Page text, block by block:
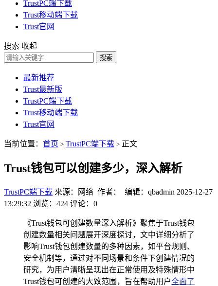
TrustPC端下载
Trust移动端下载
Trust官网
搜索 收起
搜索
最新推荐
Trust最新版
TrustPC端下载
Trust移动端下载
Trust官网
当前位置： 首页 > TrustPC端下载 > 正文
Trust钱包可以创建多少，深入解析
TrustPC端下载 来源：网络 作者： 编辑：qbadmin 2025-12-27
13:29:32 浏览：424 评论：0
《Trust钱包可创建数量深入解析》聚焦于Trust钱包
创建数量相关问题展开深度探讨，文中详细分析了
影响Trust钱包创建数量的多种因素，如平台规则、
安全机制等，通过对不同场景和条件下创建情况的
研究，为用户清晰呈现出在正常使用及特殊情形中
Trust钱包可创建的大致范围，旨在帮助用户全面了